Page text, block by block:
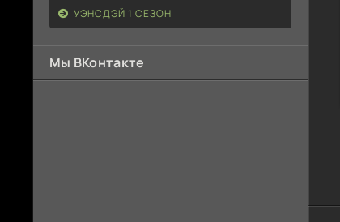
УЭНСДЭЙ 1 СЕЗОН
Мы ВКонтакте